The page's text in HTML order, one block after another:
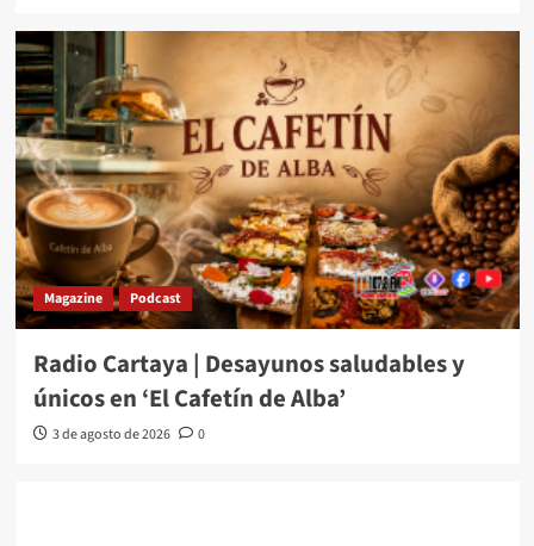
Magazine Podcast
Radio Cartaya | Desayunos saludables y
únicos en ‘El Cafetín de Alba’
3 de agosto de 2026 0